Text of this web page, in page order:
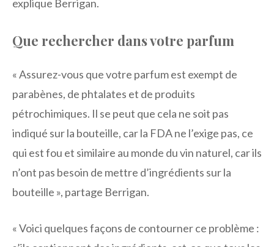
explique Berrigan.
Que rechercher dans votre parfum
« Assurez-vous que votre parfum est exempt de
parabènes, de phtalates et de produits
pétrochimiques. Il se peut que cela ne soit pas
indiqué sur la bouteille, car la FDA ne l’exige pas, ce
qui est fou et similaire au monde du vin naturel, car ils
n’ont pas besoin de mettre d’ingrédients sur la
bouteille », partage Berrigan.
« Voici quelques façons de contourner ce problème :